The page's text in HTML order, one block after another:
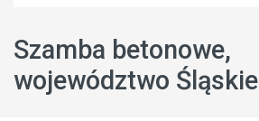
Szamba betonowe,
województwo Śląskie